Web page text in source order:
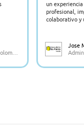
un
profesional,
colaborativo y
Jose